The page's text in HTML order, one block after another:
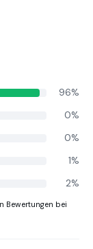
96%
0%
0%
1%
2%
Bewertungen bei